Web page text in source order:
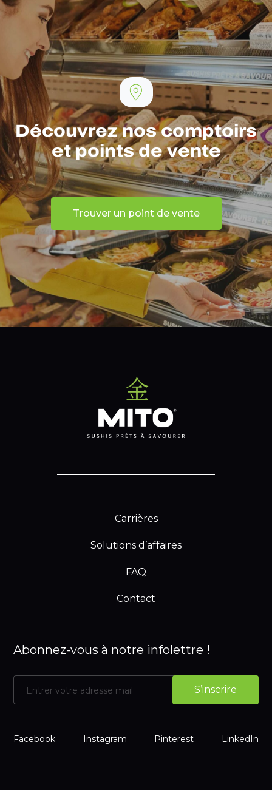
Découvrez nos comptoirs
et points de vente
Trouver un point de vente
Carrières
Solutions d’affaires
FAQ
Contact
Abonnez-vous à notre infolettre !
Facebook Instagram Pinterest LinkedIn